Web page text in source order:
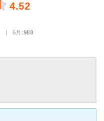
4.52
| 6月:988